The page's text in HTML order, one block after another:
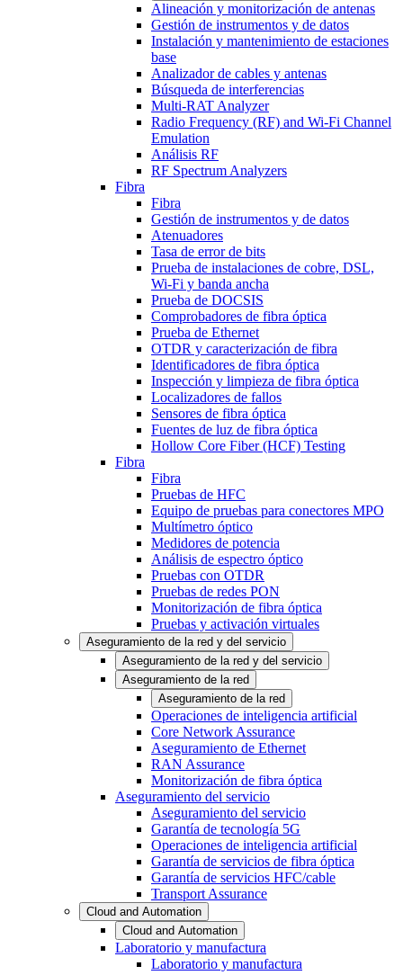
Alineación y monitorización de antenas
Gestión de instrumentos y de datos
Instalación y mantenimiento de estaciones
base
Analizador de cables y antenas
Búsqueda de interferencias
Multi-RAT Analyzer
Radio Frequency (RF) and Wi-Fi Channel
Emulation
Análisis RF
RF Spectrum Analyzers
Fibra
Fibra
Gestión de instrumentos y de datos
Atenuadores
Tasa de error de bits
Prueba de instalaciones de cobre, DSL,
Wi-Fi y banda ancha
Prueba de DOCSIS
Comprobadores de fibra óptica
Prueba de Ethernet
OTDR y caracterización de fibra
Identificadores de fibra óptica
Inspección y limpieza de fibra óptica
Localizadores de fallos
Sensores de fibra óptica
Fuentes de luz de fibra óptica
Hollow Core Fiber (HCF) Testing
Fibra
Fibra
Pruebas de HFC
Equipo de pruebas para conectores MPO
Multímetro óptico
Medidores de potencia
Análisis de espectro óptico
Pruebas con OTDR
Pruebas de redes PON
Monitorización de fibra óptica
Pruebas y activación virtuales
Aseguramiento de la red y del servicio
Aseguramiento de la red y del servicio
Aseguramiento de la red
Aseguramiento de la red
Operaciones de inteligencia artificial
Core Network Assurance
Aseguramiento de Ethernet
RAN Assurance
Monitorización de fibra óptica
Aseguramiento del servicio
Aseguramiento del servicio
Garantía de tecnología 5G
Operaciones de inteligencia artificial
Garantía de servicios de fibra óptica
Garantía de servicios HFC/cable
Transport Assurance
Cloud and Automation
Cloud and Automation
Laboratorio y manufactura
Laboratorio y manufactura